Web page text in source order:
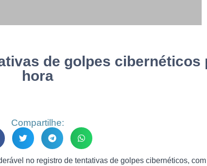
de golpes cibernéticos
hora
Compartilhe:
no registro de tentativas de golpes cibernéticos, com